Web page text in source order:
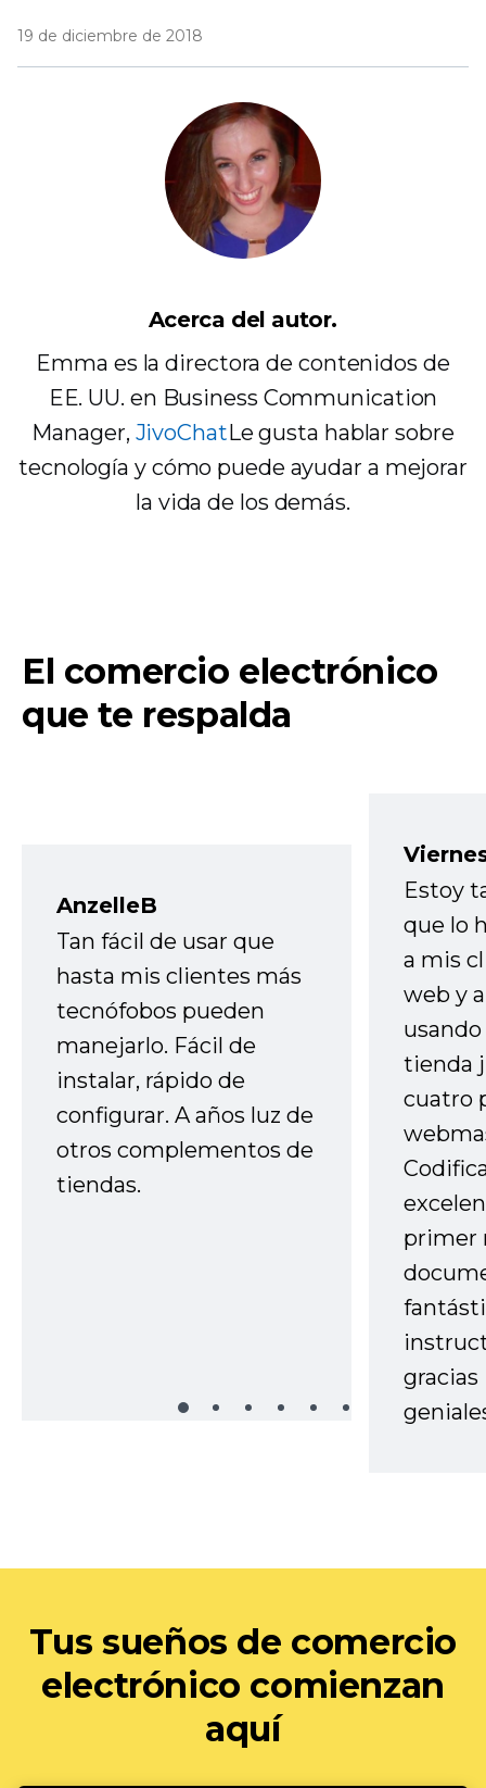
19 de diciembre de 2018
Acerca del autor.
Emma es la directora de contenidos de
EE. UU. en Business Communication
Manager, JivoChatLe gusta hablar sobre
tecnología y cómo puede ayudar a mejorar
la vida de los demás.
El comercio electrónico
que te respalda
AnzelleB
Tan fácil de usar que
hasta mis clientes más
tecnófobos pueden
manejarlo. Fácil de
instalar, rápido de
configurar. A años luz de
otros complementos de
tiendas.
Estoy
que lo
a mis
web y
tienda
cuatro
primer
gracias
Tus sueños de comercio
electrónico comienzan
aquí